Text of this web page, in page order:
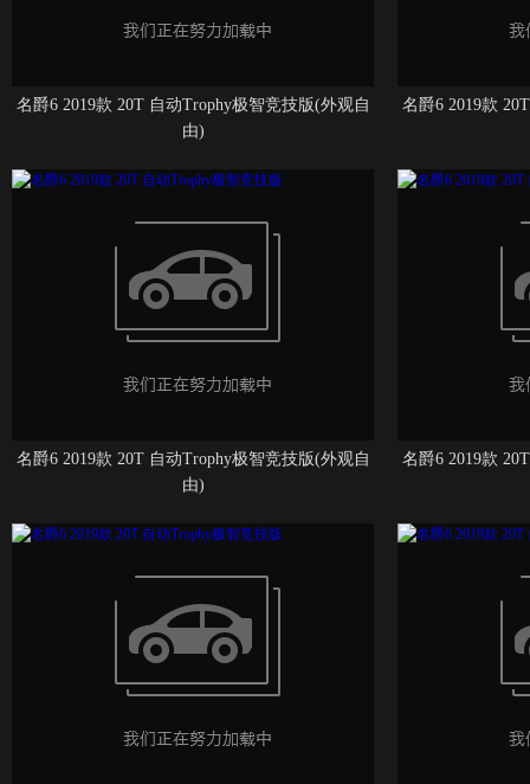
名爵6 2019款 20T 自动Trophy极智竞技版(外观自
由)
名爵6 2019款
名爵6 2019款 20T 自动Trophy极智竞技版(外观自
由)
名爵6 2019款